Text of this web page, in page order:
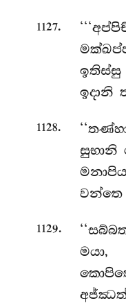
1127.
ඉතිස්සු
ඉදානි
1128.
සුභානි
වන්තෙ
1129.